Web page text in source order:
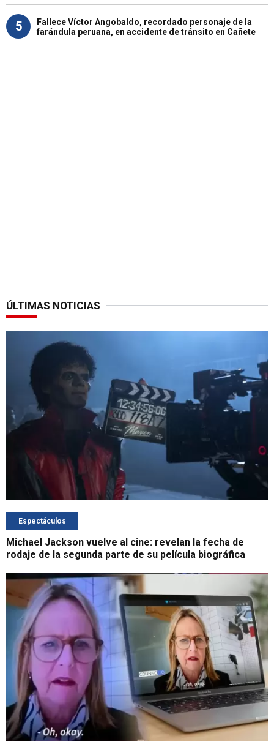
5
Fallece Víctor Angobaldo, recordado personaje de la
farándula peruana, en accidente de tránsito en Cañete
ÚLTIMAS NOTICIAS
Espectáculos
Michael Jackson vuelve al cine: revelan la fecha de
rodaje de la segunda parte de su película biográfica